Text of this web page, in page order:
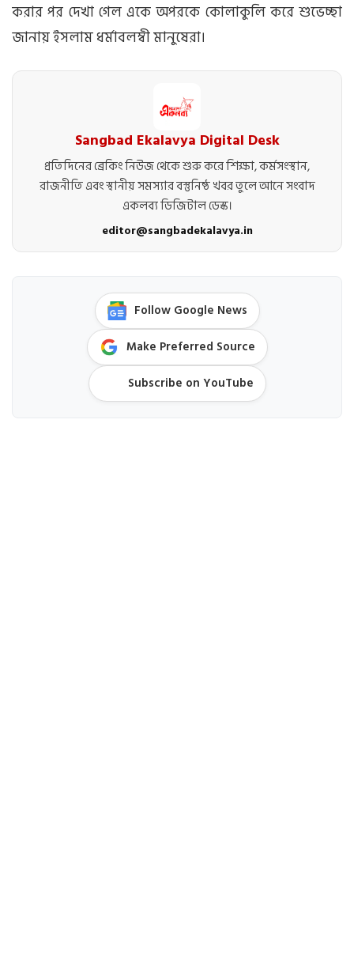
করার পর দেখা গেল একে অপরকে কোলাকুলি করে শুভেচ্ছা
জানায় ইসলাম ধর্মাবলম্বী মানুষেরা।
Sangbad Ekalavya Digital Desk
প্রতিদিনের ব্রেকিং নিউজ থেকে শুরু করে শিক্ষা, কর্মসংস্থান,
রাজনীতি এবং স্থানীয় সমস্যার বস্তুনিষ্ঠ খবর তুলে আনে সংবাদ
একলব্য ডিজিটাল ডেস্ক।
editor@sangbadekalavya.in
Follow Google News
Make Preferred Source
Subscribe on YouTube